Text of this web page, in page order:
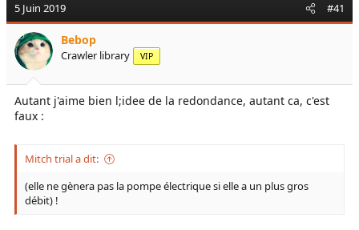
5 Juin 2019 #41
Bebop
Crawler library VIP
Autant j'aime bien l;idee de la redondance, autant ca, c'est
faux :
Mitch trial a dit:
(elle ne gènera pas la pompe électrique si elle a un plus gros
débit) !